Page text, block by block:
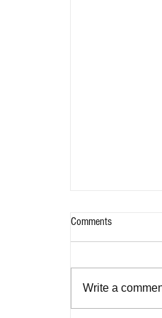
Help Me Again -
Comments
Write a